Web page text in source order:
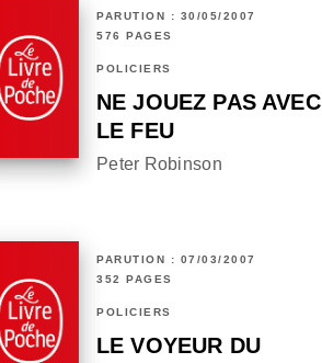
PARUTION : 30/05/2007
576 PAGES
POLICIERS
NE JOUEZ PAS AVEC
LE FEU
Peter Robinson
PARUTION : 07/03/2007
352 PAGES
POLICIERS
LE VOYEUR DU